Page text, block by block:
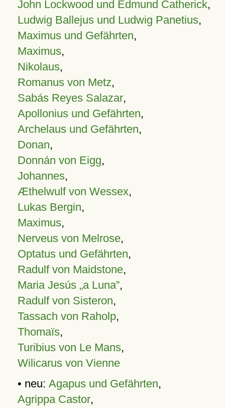
John Lockwood und Edmund Catherick,
Ludwig Ballejus und Ludwig Panetius,
Maximus und Gefährten,
Maximus,
Nikolaus,
Romanus von Metz,
Sabás Reyes Salazar,
Apollonius und Gefährten,
Archelaus und Gefährten,
Donan,
Donnán von Eigg,
Johannes,
Æthelwulf von Wessex,
Lukas Bergin,
Maximus,
Nerveus von Melrose,
Optatus und Gefährten,
Radulf von Maidstone,
Maria Jesús „a Luna”,
Radulf von Sisteron,
Tassach von Raholp,
Thomaïs,
Turibius von Le Mans,
Wilicarus von Vienne
• neu: Agapus und Gefährten,
Agrippa Castor,